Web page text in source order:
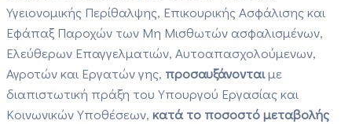
Υγειονομικής Περίθαλψης, Επικουρικής Ασφάλισης και
Εφάπαξ Παροχών των Μη Μισθωτών ασφαλισμένων,
Ελεύθερων Επαγγελματιών, Αυτοαπασχολούμενων,
Αγροτών και Εργατών γης, προσαυξάνονταιμε
διαπιστωτική πράξη του Υπουργού Εργασίας και
Κοινωνικών Υποθέσεων, κατά το ποσοστό μεταβολής